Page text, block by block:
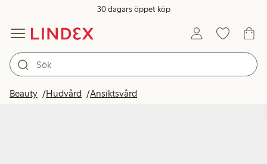
30 dagars öppet köp
Beauty Hudvård Ansiktsvård